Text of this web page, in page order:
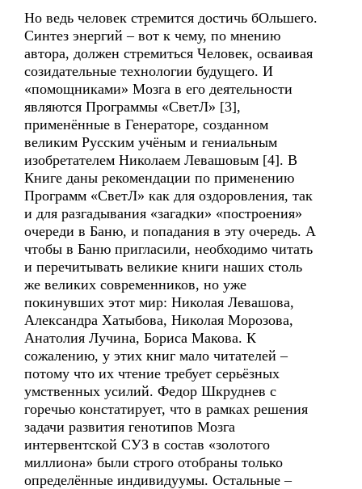
Но ведь человек стремится достичь бOльшего.
Синтез энергий – вот к чему, по мнению
автора, должен стремиться Человек, осваивая
созидательные технологии будущего. И
«помощниками» Мозга в его деятельности
являются Программы «СветЛ» [3],
применённые в Генераторе, созданном
великим Русским учёным и гениальным
изобретателем Николаем Левашовым [4]. В
Книге даны рекомендации по применению
Программ «СветЛ» как для оздоровления, так
и для разгадывания «загадки» «построения»
очереди в Баню, и попадания в эту очередь. А
чтобы в Баню пригласили, необходимо читать
и перечитывать великие книги наших столь
же великих современников, но уже
покинувших этот мир: Николая Левашова,
Александра Хатыбова, Николая Морозова,
Анатолия Лучина, Бориса Макова. К
сожалению, у этих книг мало читателей –
потому что их чтение требует серьёзных
умственных усилий. Федор Шкруднев с
горечью констатирует, что в рамках решения
задачи развития генотипов Мозга
интервентской СУЗ в состав «золотого
миллиона» были строго отобраны только
определённые индивидуумы. Остальные –